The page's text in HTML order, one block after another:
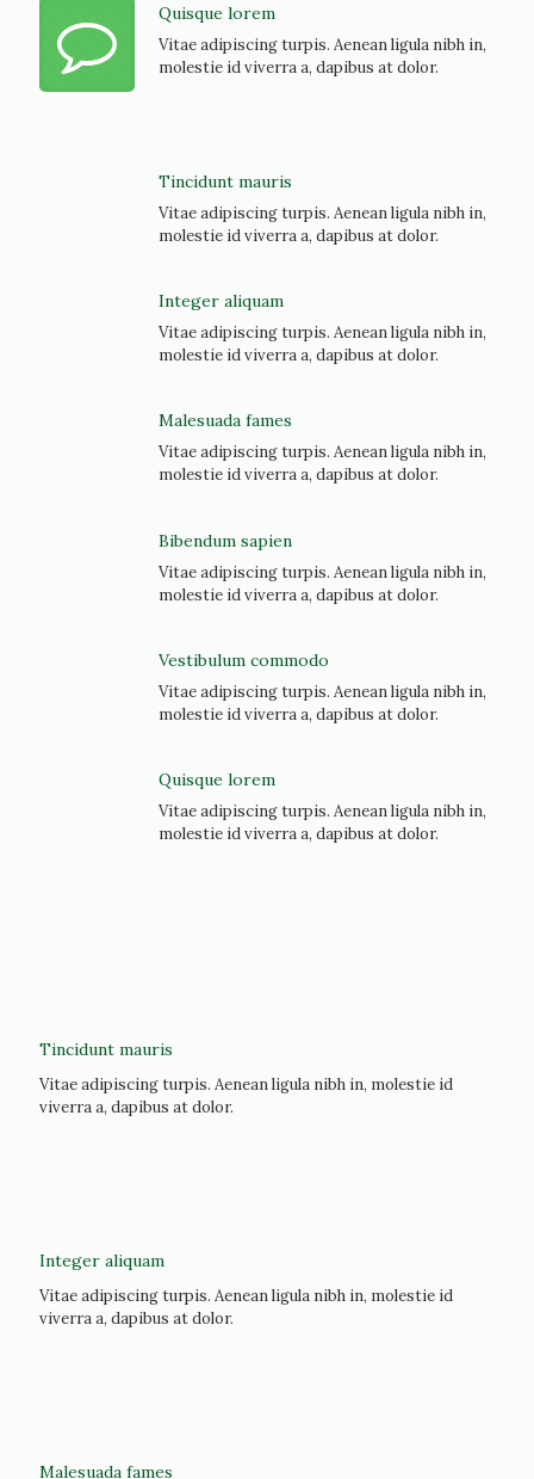
Quisque lorem
Vitae adipiscing turpis. Aenean ligula nibh in,
molestie id viverra a, dapibus at dolor.
Tincidunt mauris
Vitae adipiscing turpis. Aenean ligula nibh in,
molestie id viverra a, dapibus at dolor.
Integer aliquam
Vitae adipiscing turpis. Aenean ligula nibh in,
molestie id viverra a, dapibus at dolor.
Malesuada fames
Vitae adipiscing turpis. Aenean ligula nibh in,
molestie id viverra a, dapibus at dolor.
Bibendum sapien
Vitae adipiscing turpis. Aenean ligula nibh in,
molestie id viverra a, dapibus at dolor.
Vestibulum commodo
Vitae adipiscing turpis. Aenean ligula nibh in,
molestie id viverra a, dapibus at dolor.
Quisque lorem
Vitae adipiscing turpis. Aenean ligula nibh in,
molestie id viverra a, dapibus at dolor.
Tincidunt mauris
Vitae adipiscing turpis. Aenean ligula nibh in, molestie id
viverra a, dapibus at dolor.
Integer aliquam
Vitae adipiscing turpis. Aenean ligula nibh in, molestie id
viverra a, dapibus at dolor.
Malesuada fames